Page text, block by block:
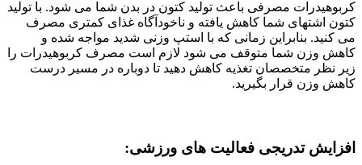
کربوهیدرات مصرفی باعث تولید کتون در بدن شما می شود. با تولید
کتون اشتهای شما کاهش یافته و ناخودآگاه غذای کمتری مصرف
می کنید. بنابراین زمانی که با استپ وزنی شدید مواجه شده و
کاهش وزن شما متوقف می شود لازم است مصرف کربوهیدرات را
زیر نظر متخصصان تغذیه کاهش دهید تا دوباره در مسیر درست
کاهش وزن قرار بگیرید.
افزایش تدریجی فعالیت های ورزشی: